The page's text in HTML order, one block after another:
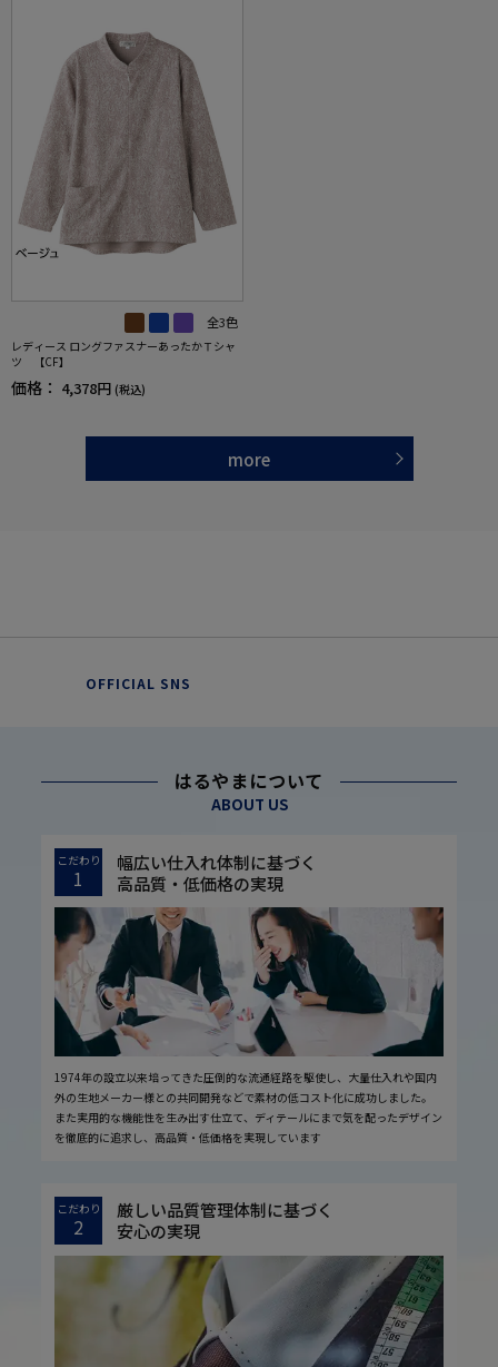
全3色
レディース ロングファスナーあったかＴシャ
ツ 【CF】
価格： 4,378円 (税込)
more
OFFICIAL SNS
はるやまについて
ABOUT US
こだわり
1
幅広い仕入れ体制に基づく
高品質・低価格の実現
1974年の設立以来培ってきた圧倒的な流通経路を駆使し、大量仕入れや国内
外の生地メーカー様との共同開発などで素材の低コスト化に成功しました。
また実用的な機能性を生み出す仕立て、ディテールにまで気を配ったデザイン
を徹底的に追求し、高品質・低価格を実現しています
こだわり
2
厳しい品質管理体制に基づく
安心の実現